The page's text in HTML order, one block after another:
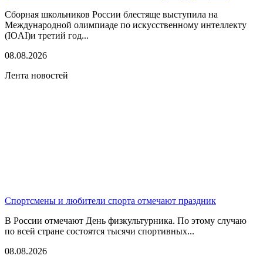
Сборная школьников России блестяще выступила на
Международной олимпиаде по искусственному интеллекту
(IOAI)и третий год...
08.08.2026
Лента новостей
Спортсмены и любители спорта отмечают праздник
В России отмечают День физкультурника. По этому случаю
по всей стране состоятся тысячи спортивных...
08.08.2026